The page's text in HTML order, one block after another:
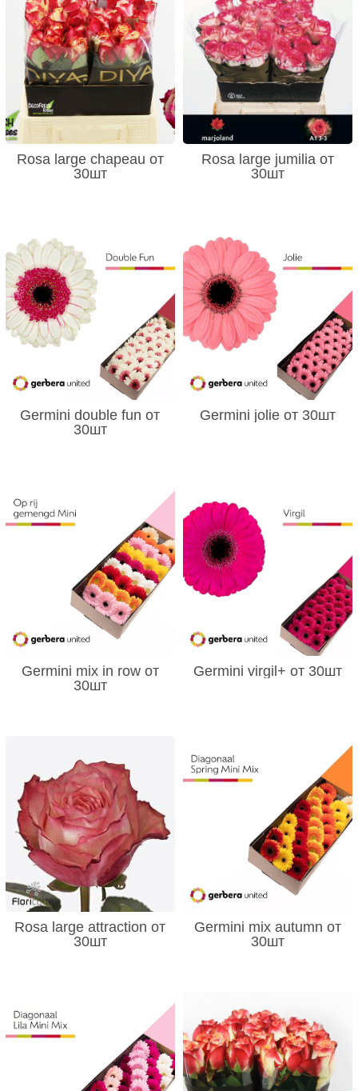
Rosa large chapeau от
30шт
Rosa large jumilia от
30шт
Germini double fun от
30шт
Germini jolie от 30шт
Germini mix in row от
30шт
Germini virgil+ от 30шт
Rosa large attraction от
30шт
Germini mix autumn от
30шт